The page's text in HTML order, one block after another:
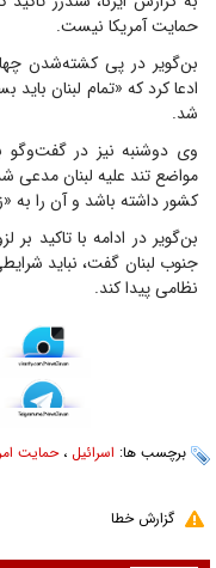
حمایت آمریکا نیست.
بن‌گویر در پی کشته‌شدن
ادعا کرد که «تمام لبنان
شد.
مواضع تند علیه لبنان مدعی
کشور داشته باشد و آن را به
بن‌گویر در ادامه با تاکید
جنوب لبنان گفت، نباید
نظامی پیدا کند.
برچسب ها: اسرائیل ،حمایت
گزارش خطا